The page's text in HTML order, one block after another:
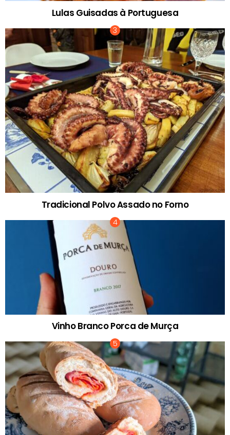
Lulas Guisadas à Portuguesa
Tradicional Polvo Assado no Forno
Vinho Branco Porca de Murça